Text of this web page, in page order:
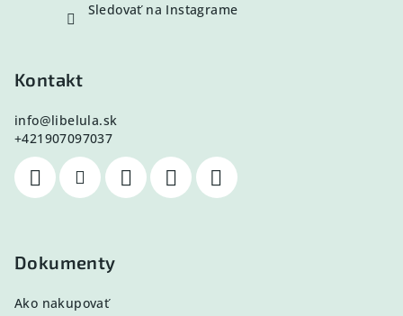
Sledovať na Instagrame
Kontakt
info@libelula.sk
+421907097037
Dokumenty
Ako nakupovať